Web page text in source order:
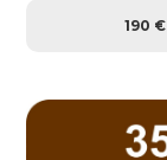
190 €